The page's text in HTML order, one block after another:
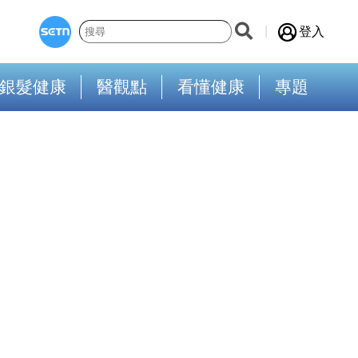
登入
銀髮健康 醫觀點 看懂健康 專題